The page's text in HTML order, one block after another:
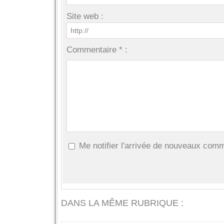
Site web :
Commentaire * :
Me notifier l'arrivée de nouveaux
DANS LA MÊME RUBRIQUE :